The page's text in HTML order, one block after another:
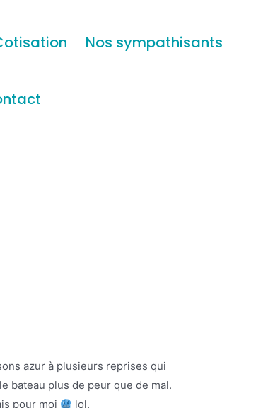
Nos sympathisants
azur à plusieurs reprises qui
bateau plus de peur que de mal.
pour moi
lol.